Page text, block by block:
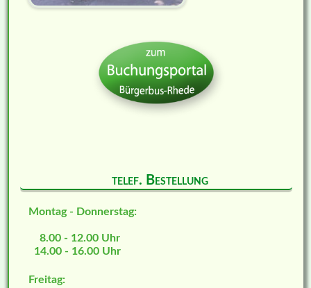
telef. Bestellung
Montag - Donnerstag:
8.00 - 12.00 Uhr
14.00 - 16.00 Uhr
Freitag: